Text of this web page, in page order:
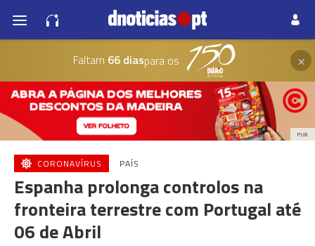
Faltam 66 diaspara os ×
PUB
CORONAVÍRUS PAÍS
Espanha prolonga controlos na
fronteira terrestre com Portugal até
06 de Abril